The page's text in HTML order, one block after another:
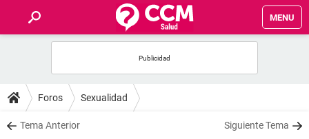
MENU
FOROS
SALUD
Foros Sexualidad
Tema Anterior Siguiente Tema